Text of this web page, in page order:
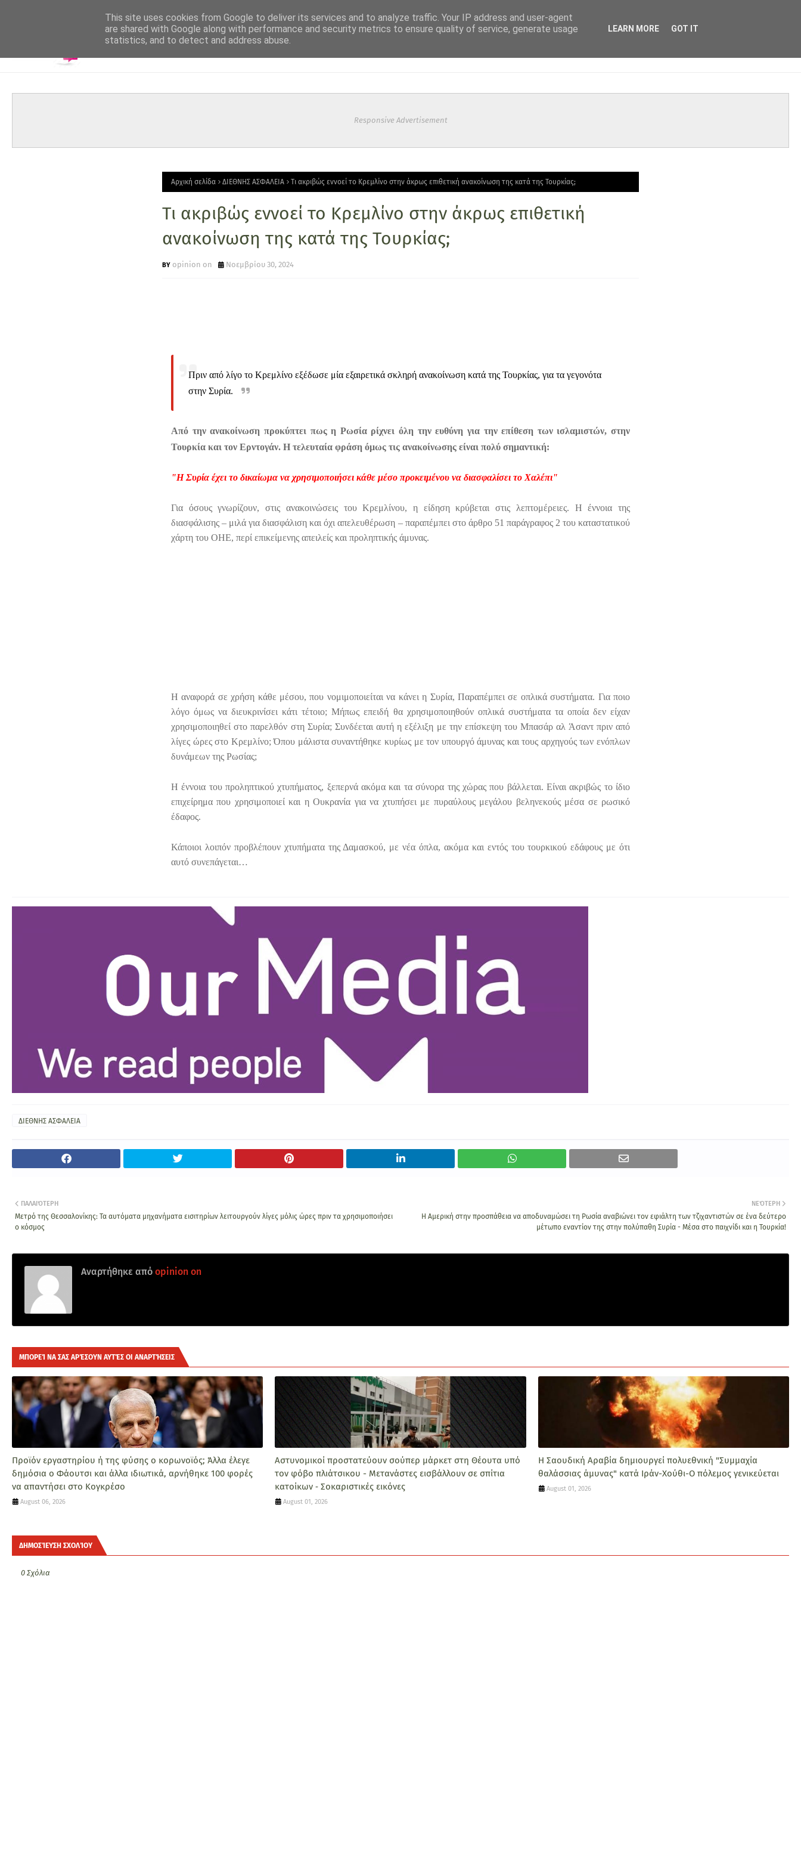
Responsive Advertisement
Αρχική σελίδα ΔΙΕΘΝΗΣ ΑΣΦΑΛΕΙΑ Τι ακριβώς εννοεί το Κρεμλίνο στην άκρως επιθετική ανακοίνωση της κατά της Τουρκίας;
Τι ακριβώς εννοεί το Κρεμλίνο στην άκρως επιθετική
ανακοίνωση της κατά της Τουρκίας;
opinion on Νοεμβρίου 30, 2024
Πριν από λίγο το Κρεμλίνο εξέδωσε μία εξαιρετικά σκληρή ανακοίνωση κατά της Τουρκίας, για τα γεγονότα
στην Συρία.
Από την ανακοίνωση προκύπτει πως η Ρωσία ρίχνει όλη την ευθύνη για την επίθεση των ισλαμιστών, στην
Τουρκία και τον Ερντογάν. Η τελευταία φράση όμως τις ανακοίνωσης είναι πολύ σημαντική:
"Η Συρία έχει το δικαίωμα να χρησιμοποιήσει κάθε μέσο προκειμένου να διασφαλίσει το Χαλέπι"
Για όσους γνωρίζουν, στις ανακοινώσεις του Κρεμλίνου, η είδηση κρύβεται στις λεπτομέρειες. Η έννοια της
διασφάλισης – μιλά για διασφάλιση και όχι απελευθέρωση – παραπέμπει στο άρθρο 51 παράγραφος 2 του καταστατικού
χάρτη του ΟΗΕ, περί επικείμενης απειλείς και προληπτικής άμυνας.
Η αναφορά σε χρήση κάθε μέσου, που νομιμοποιείται να κάνει η Συρία, Παραπέμπει σε οπλικά συστήματα. Για ποιο
λόγο όμως να διευκρινίσει κάτι τέτοιο; Μήπως επειδή θα χρησιμοποιηθούν οπλικά συστήματα τα οποία δεν είχαν
χρησιμοποιηθεί στο παρελθόν στη Συρία; Συνδέεται αυτή η εξέλιξη με την επίσκεψη του Μπασάρ αλ Άσαντ πριν από
λίγες ώρες στο Κρεμλίνο; Όπου μάλιστα συναντήθηκε κυρίως με τον υπουργό άμυνας και τους αρχηγούς των ενόπλων
δυνάμεων της Ρωσίας;
Η έννοια του προληπτικού χτυπήματος, ξεπερνά ακόμα και τα σύνορα της χώρας που βάλλεται. Είναι ακριβώς το ίδιο
επιχείρημα που χρησιμοποιεί και η Ουκρανία για να χτυπήσει με πυραύλους μεγάλου βεληνεκούς μέσα σε ρωσικό
έδαφος.
Κάποιοι λοιπόν προβλέπουν χτυπήματα της Δαμασκού, με νέα όπλα, ακόμα και εντός του τουρκικού εδάφους με ότι
αυτό συνεπάγεται…
ΔΙΕΘΝΗΣ ΑΣΦΑΛΕΙΑ
ΝΕΌΤΕΡΗ
Η Αμερική στην προσπάθεια να αποδυναμώσει τη Ρωσία αναβιώνει τον εφιάλτη των τζιχαντιστών σε ένα δεύτερο
μέτωπο εναντίον της στην πολύπαθη Συρία - Μέσα στο παιχνίδι και η Τουρκία!
ΠΑΛΑΙΌΤΕΡΗ
Μετρό της Θεσσαλονίκης: Τα αυτόματα μηχανήματα εισιτηρίων λειτουργούν λίγες μόλις ώρες πριν τα χρησιμοποιήσει
ο κόσμος
Αναρτήθηκε από opinion on
ΜΠΟΡΕΊ ΝΑ ΣΑΣ ΑΡΈΣΟΥΝ ΑΥΤΈΣ ΟΙ ΑΝΑΡΤΉΣΕΙΣ
Προϊόν εργαστηρίου ή της φύσης ο κορωνοϊός; Άλλα έλεγε
δημόσια ο Φάουτσι και άλλα ιδιωτικά, αρνήθηκε 100 φορές
να απαντήσει στο Κογκρέσο
August 06, 2026
Αστυνομικοί προστατεύουν σούπερ μάρκετ στη Θέουτα υπό
τον φόβο πλιάτσικου - Μετανάστες εισβάλλουν σε σπίτια
κατοίκων ‑ Σοκαριστικές εικόνες
August 01, 2026
Η Σαουδική Αραβία δημιουργεί πολυεθνική "Συμμαχία
θαλάσσιας άμυνας" κατά Ιράν-Χούθι-Ο πόλεμος γενικεύεται
August 01, 2026
ΔΗΜΟΣΊΕΥΣΗ ΣΧΟΛΊΟΥ
0 Σχόλια
This site uses cookies from Google to deliver its services and to analyze traffic. Your IP address and user-agent
are shared with Google along with performance and security metrics to ensure quality of service, generate usage
statistics, and to detect and address abuse.
LEARN MORE GOT IT